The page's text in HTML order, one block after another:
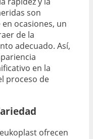
son
ocasiones, un
de la
adecuado. Así,
en la
proceso de
ofrecen